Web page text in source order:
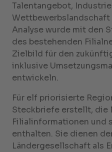
Talentangebot,
Analyse wurde mit den
des bestehenden
Zielbild für den
inklusive
entwickeln.
Für elf priorisierte
Steckbriefe erstellt, die
Filialinformationen und
enthalten. Sie dienen
Ländergesellschaft als